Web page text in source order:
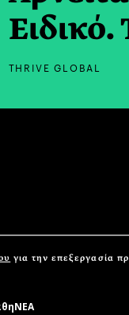
THRIVE GLOBAL
για την επεξεργασία